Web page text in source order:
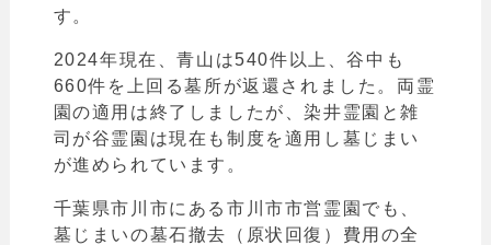
す。
2024年現在、青山は540件以上、谷中も
660件を上回る墓所が返還されました。両霊
園の適用は終了しましたが、染井霊園と雑
司が谷霊園は現在も制度を適用し墓じまい
が進められています。
千葉県市川市にある市川市市営霊園でも、
墓じまいの墓石撤去（原状回復）費用の全